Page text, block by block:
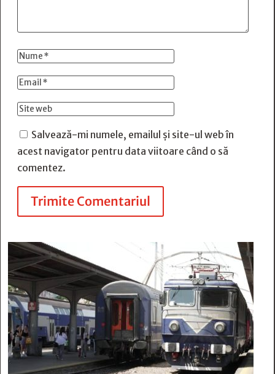
Salvează-mi numele, emailul și site-ul web în
acest navigator pentru data viitoare când o să
comentez.
Trimite Comentariul